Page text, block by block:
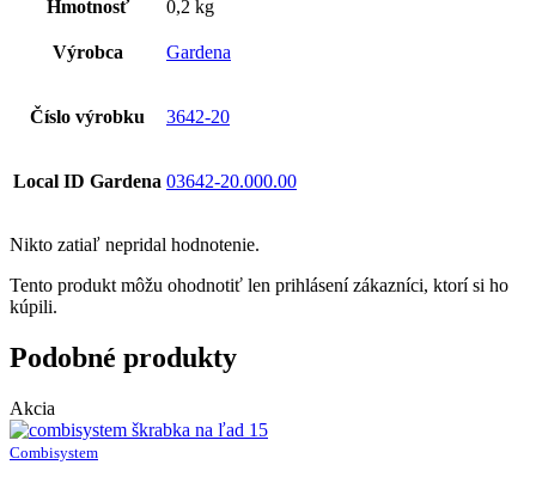
Hmotnosť 0,2 kg
Výrobca Gardena
Číslo výrobku 3642-20
Local ID Gardena 03642-20.000.00
Nikto zatiaľ nepridal hodnotenie.
Tento produkt môžu ohodnotiť len prihlásení zákazníci, ktorí si ho
kúpili.
Podobné produkty
Akcia
Combisystem